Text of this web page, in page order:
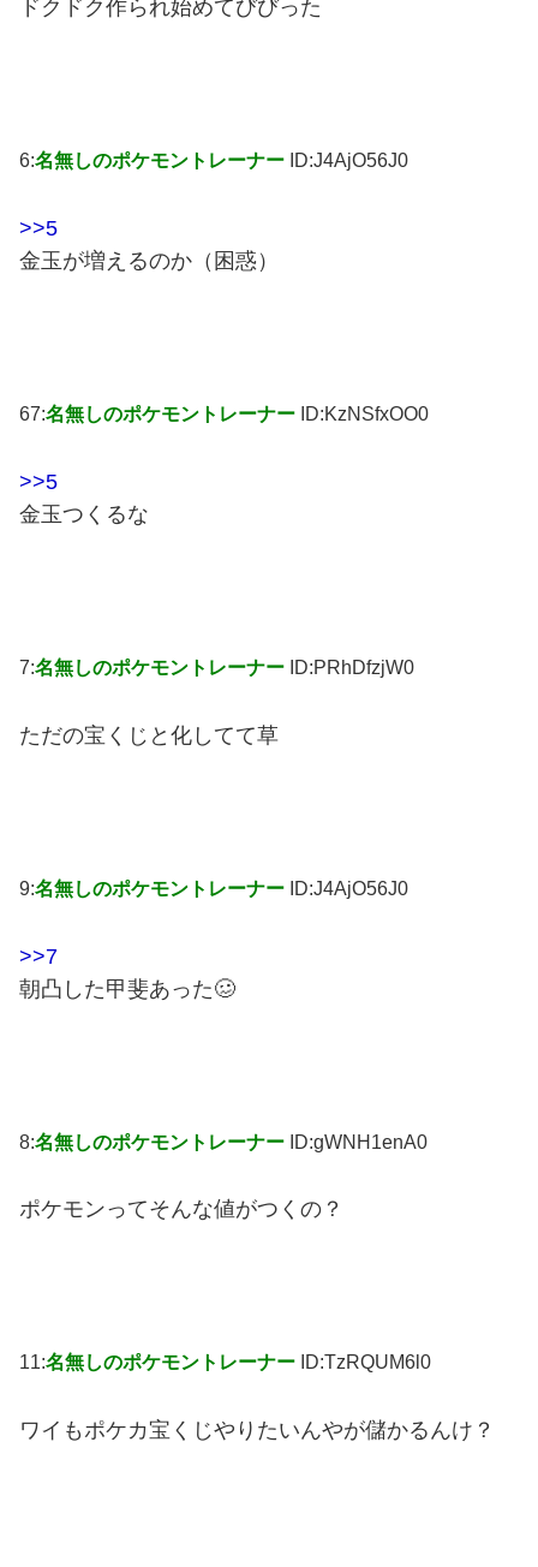
ドクドク作られ始めてびびった
6:名無しのポケモントレーナー ID:J4AjO56J0
>>5
金玉が増えるのか（困惑）
67:名無しのポケモントレーナー ID:KzNSfxOO0
>>5
金玉つくるな
7:名無しのポケモントレーナー ID:PRhDfzjW0
ただの宝くじと化してて草
9:名無しのポケモントレーナー ID:J4AjO56J0
>>7
朝凸した甲斐あった🥴
8:名無しのポケモントレーナー ID:gWNH1enA0
ポケモンってそんな値がつくの？
11:名無しのポケモントレーナー ID:TzRQUM6l0
ワイもポケカ宝くじやりたいんやが儲かるんけ？